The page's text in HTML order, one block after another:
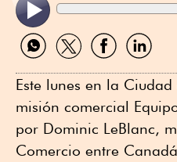
Compartir
por
Compartir
por
Compartir
por
Compartir
por
Este lunes en la
misión comercial
por Dominic LeBlanc,
Comercio entre